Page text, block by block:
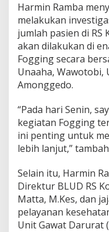
a
k
n
y
a
J
u
a
h
P
a
s
e
n
d
i
B
L
Harmin Ramba
melakukan
jumlah pasien di RS
akan dilakukan di
Fogging secara
Unaaha, Wawotobi,
Amonggedo.
“Pada hari Senin,
kegiatan Fogging
ini penting untuk
lebih lanjut,”
Selain itu, Harmin
Direktur BLUD RS
Matta, M.Kes, dan
pelayanan
Unit Gawat Darurat